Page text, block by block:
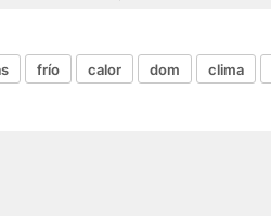
frío calor dom clima